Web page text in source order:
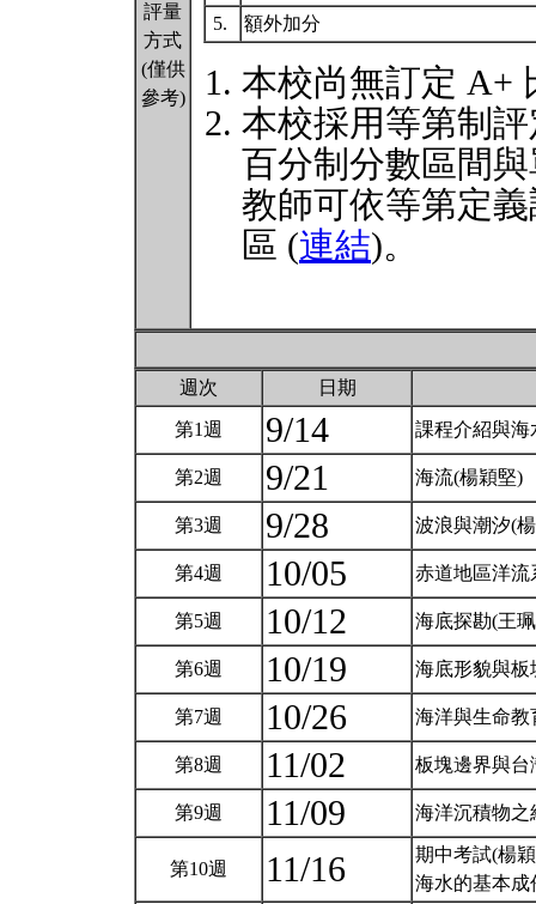
評量
方式
(僅供
參考)
5.
額外加分
本校尚無訂定 A+
本校採用等第制
百分制分數區間
教師可依等第定
區 (連結)。
週次 日期
第1週 9/14 課程介紹與
第2週 9/21 海流(楊穎堅)
第3週 9/28 波浪與潮汐(
第4週 10/05 赤道地區洋
第5週 10/12 海底探勘(王
第6週 10/19 海底形貌與
第7週 10/26 海洋與生命
第8週 11/02 板塊邊界與
第9週 11/09 海洋沉積物
第10週 11/16
期中考試(楊
海水的基本